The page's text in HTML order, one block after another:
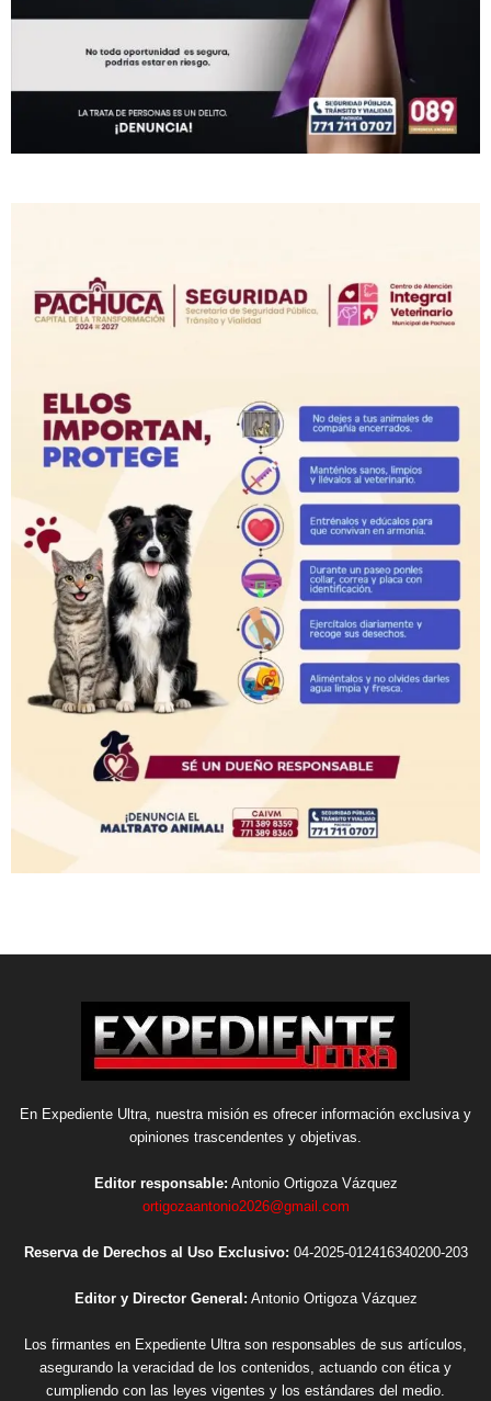
En Expediente Ultra, nuestra misión es ofrecer información exclusiva y
opiniones trascendentes y objetivas.
Editor responsable: Antonio Ortigoza Vázquez
ortigozaantonio2026@gmail.com
Reserva de Derechos al Uso Exclusivo: 04-2025-012416340200-203
Editor y Director General: Antonio Ortigoza Vázquez
Los firmantes en Expediente Ultra son responsables de sus artículos,
asegurando la veracidad de los contenidos, actuando con ética y
cumpliendo con las leyes vigentes y los estándares del medio.